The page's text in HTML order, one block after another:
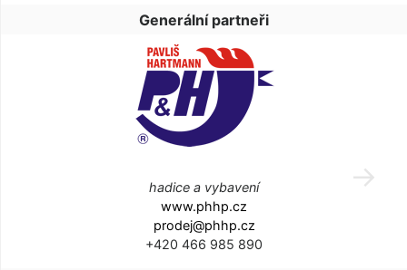
Generální partneři
hadice a vybavení
www.phhp.cz
prodej@phhp.cz
+420 466 985 890